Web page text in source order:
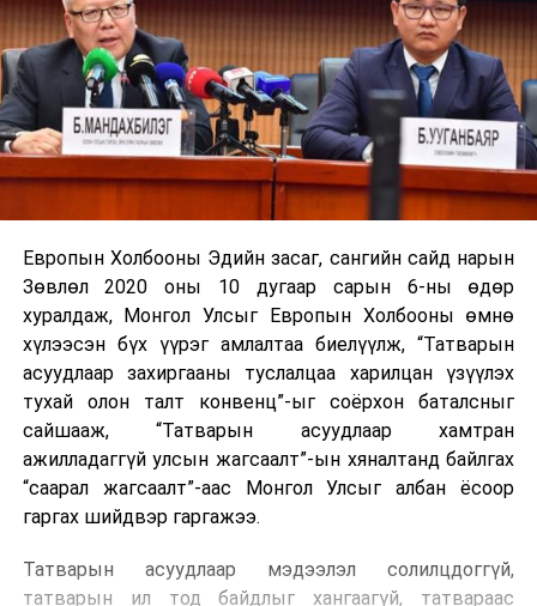
Европын Холбооны Эдийн засаг, сангийн сайд нарын
Зөвлөл 2020 оны 10 дугаар сарын 6-ны өдөр
хуралдаж, Монгол Улсыг Европын Холбооны өмнө
хүлээсэн бүх үүрэг амлалтаа биелүүлж, “Татварын
асуудлаар захиргааны туслалцаа харилцан үзүүлэх
тухай олон талт конвенц”-ыг соёрхон баталсныг
сайшааж, “Татварын асуудлаар хамтран
ажилладаггүй улсын жагсаалт”-ын хяналтанд байлгах
“саарал жагсаалт”-аас Монгол Улсыг албан ёсоор
гаргах шийдвэр гаргажээ.
Татварын асуудлаар мэдээлэл солилцдоггүй,
татварын ил тод байдлыг хангаагүй, татвараас